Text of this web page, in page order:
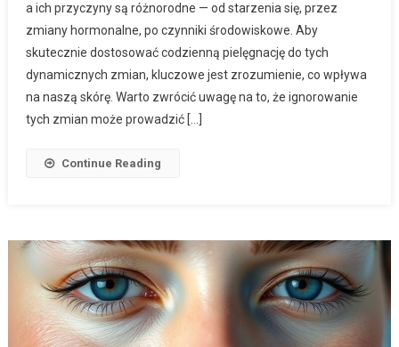
a ich przyczyny są różnorodne — od starzenia się, przez
zmiany hormonalne, po czynniki środowiskowe. Aby
skutecznie dostosować codzienną pielęgnację do tych
dynamicznych zmian, kluczowe jest zrozumienie, co wpływa
na naszą skórę. Warto zwrócić uwagę na to, że ignorowanie
tych zmian może prowadzić […]
Continue Reading